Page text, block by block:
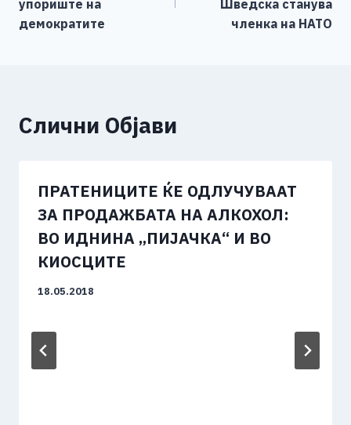
n
напис
упориште на
демократите
Шведска станува
членка на НАТО
Слични Објави
ПРАТЕНИЦИТЕ ЌЕ ОДЛУЧУВААТ
ЗА ПРОДАЖБАТА НА АЛКОХОЛ:
ВО ИДНИНА „ПИЈАЧКА“ И ВО
КИОСЦИТЕ
18.05.2018